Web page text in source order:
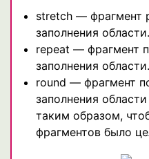
stretch — фрагмент
заполнения области.
repeat — фрагмент
заполнения области.
round — фрагмент
заполнения
таким образом,
фрагментов было